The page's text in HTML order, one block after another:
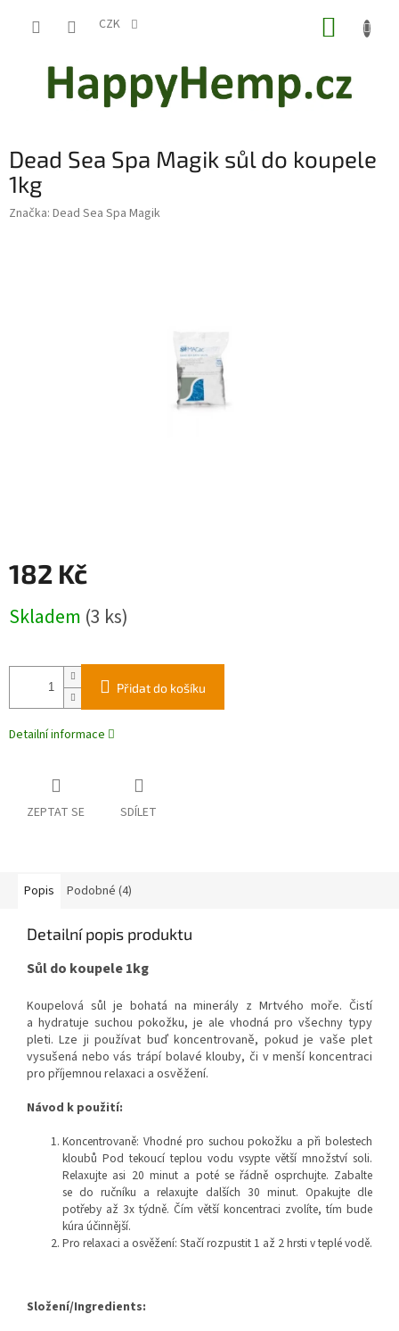
CZK
Dead Sea Spa Magik sůl do koupele
1kg
Značka: Dead Sea Spa Magik
182 Kč
cena:
Skladem (3 ks)
Přidat do košíku
Detailní informace
ZEPTAT SE SDÍLET
Popis Podobné (4)
Detailní popis produktu
Sůl do koupele 1kg
Koupelová sůl je bohatá na minerály z Mrtvého moře. Čistí
a hydratuje suchou pokožku, je ale vhodná pro všechny typy
pleti. Lze ji používat buď koncentrovaně, pokud je vaše plet
vysušená nebo vás trápí bolavé klouby, či v menší koncentraci
pro příjemnou relaxaci a osvěžení.
Návod k použití:
Koncentrovaně: Vhodné pro suchou pokožku a při bolestech
kloubů Pod tekoucí teplou vodu vsypte větší množství soli.
Relaxujte asi 20 minut a poté se řádně osprchujte. Zabalte
se do ručníku a relaxujte dalších 30 minut. Opakujte dle
potřeby až 3x týdně. Čím větší koncentraci zvolíte, tím bude
kúra účinnější.
Pro relaxaci a osvěžení: Stačí rozpustit 1 až 2 hrsti v teplé vodě.
Složení/Ingredients: